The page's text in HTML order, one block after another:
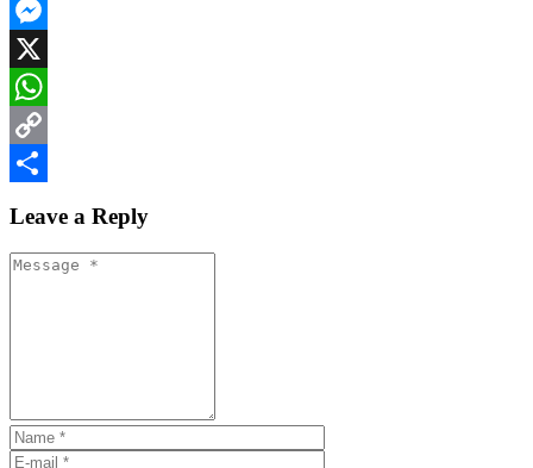
Facebook
Messenger
X
WhatsApp
Copy
Leave a Reply